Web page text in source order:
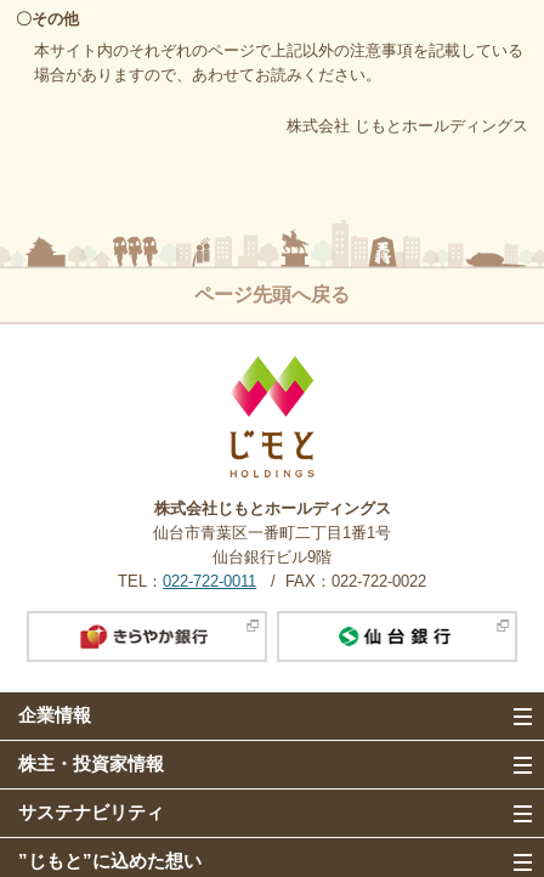
〇その他
本サイト内のそれぞれのページで上記以外の注意事項を記載している
場合がありますので、あわせてお読みください。
株式会社 じもとホールディングス
ページ先頭へ戻る
株式会社じもとホールディングス
仙台市青葉区一番町二丁目1番1号
仙台銀行ビル9階
TEL：022-722-0011 FAX：022-722-0022
企業情報
株主・投資家情報
サステナビリティ
”じもと”に込めた想い